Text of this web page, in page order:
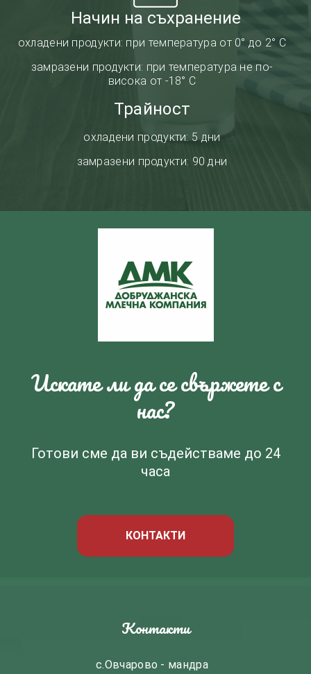
Начин на съхранение
охладени продукти: при температура от 0° до 2° С
замразени продукти: при температура не по-
висока от -18° С
Трайност
охладени продукти: 5 дни
замразени продукти: 90 дни
Искате ли да се свържете с
нас?
Готови сме да ви съдействаме до 24
часа
КОНТАКТИ
Контакти
с.Овчарово - мандра